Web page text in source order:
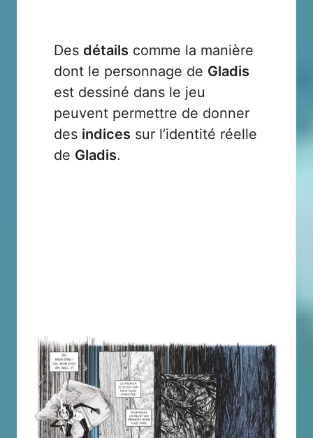
Des détails comme la manière
dont le personnage de Gladis
est dessiné dans le jeu
peuvent permettre de donner
des indices sur l’identité réelle
de Gladis.